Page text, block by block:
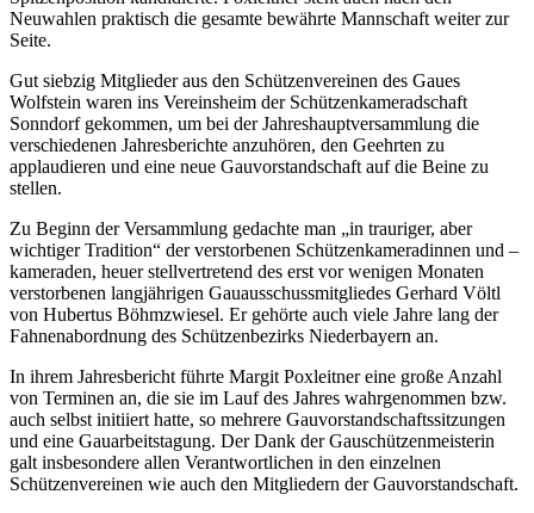
Neuwahlen praktisch die gesamte bewährte Mannschaft weiter zur
Seite.
Gut siebzig Mitglieder aus den Schützenvereinen des Gaues
Wolfstein waren ins Vereinsheim der Schützenkameradschaft
Sonndorf gekommen, um bei der Jahreshauptversammlung die
verschiedenen Jahresberichte anzuhören, den Geehrten zu
applaudieren und eine neue Gauvorstandschaft auf die Beine zu
stellen.
Zu Beginn der Versammlung gedachte man „in trauriger, aber
wichtiger Tradition“ der verstorbenen Schützenkameradinnen und –
kameraden, heuer stellvertretend des erst vor wenigen Monaten
verstorbenen langjährigen Gauausschussmitgliedes Gerhard Völtl
von Hubertus Böhmzwiesel. Er gehörte auch viele Jahre lang der
Fahnenabordnung des Schützenbezirks Niederbayern an.
In ihrem Jahresbericht führte Margit Poxleitner eine große Anzahl
von Terminen an, die sie im Lauf des Jahres wahrgenommen bzw.
auch selbst initiiert hatte, so mehrere Gauvorstandschaftssitzungen
und eine Gauarbeitstagung. Der Dank der Gauschützenmeisterin
galt insbesondere allen Verantwortlichen in den einzelnen
Schützenvereinen wie auch den Mitgliedern der Gauvorstandschaft.